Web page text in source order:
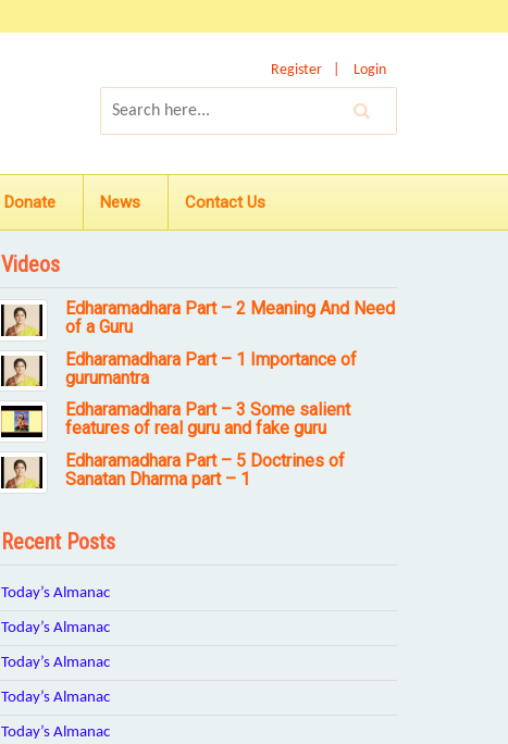
Register Login
Donate News Contact Us
Videos
Edharamadhara Part – 2 Meaning And Need
of a Guru
Edharamadhara Part – 1 Importance of
gurumantra
Edharamadhara Part – 3 Some salient
features of real guru and fake guru
Edharamadhara Part – 5 Doctrines of
Sanatan Dharma part – 1
Recent Posts
Today’s Almanac
Today’s Almanac
Today’s Almanac
Today’s Almanac
Today’s Almanac